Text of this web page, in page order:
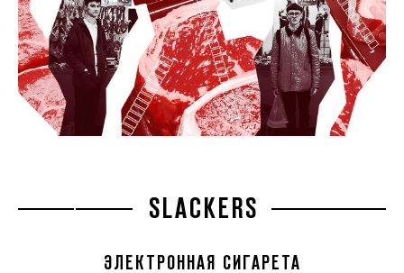
SLACKERS
ЭЛЕКТРОННАЯ СИГАРЕТА